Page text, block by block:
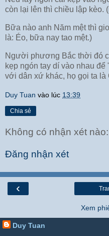
còn lại lên thì chiều lập kèo.
Bữa nào anh Năm mệt thì
là: Éo, bữa nay tao mệt.)
Người phương Bắc thời đó
kẹp ngón tay dí vào nhau
với dân xứ khác, họ gọi ta là
Duy Tuan vào lúc 13:39
Chia sẻ
Không có nhận xét nào:
Đăng nhận xét
‹
Xem
Duy Tuan